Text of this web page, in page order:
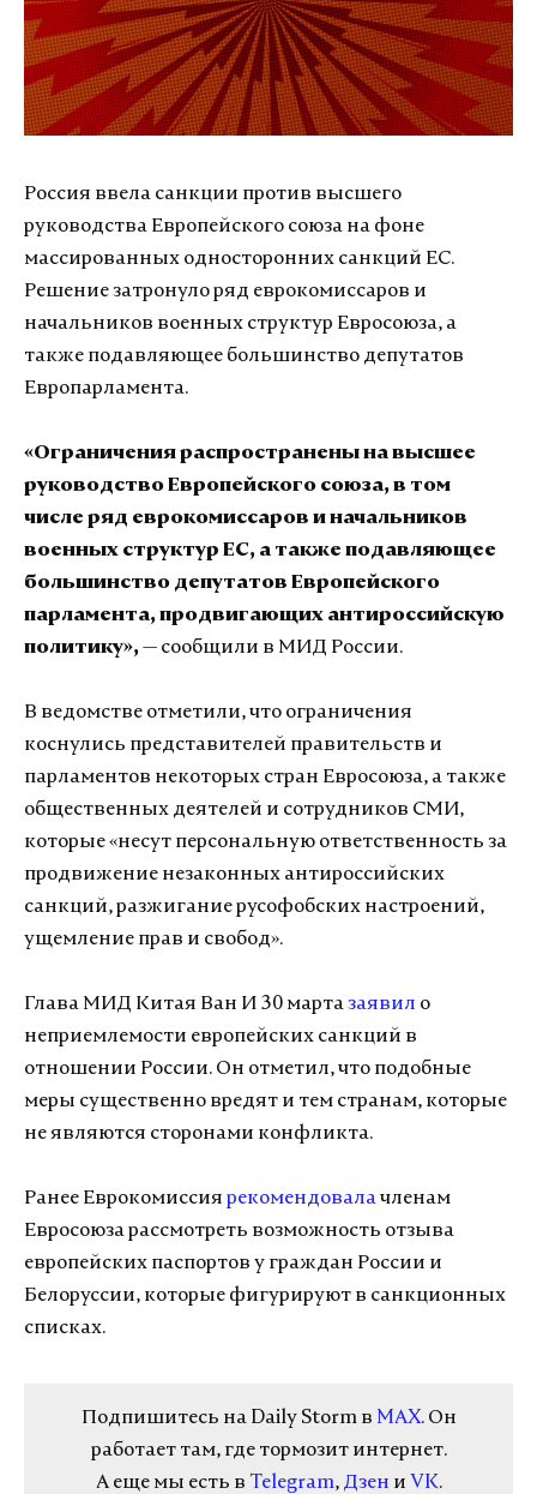
Россия ввела санкции против высшего
руководства Европейского союза на фоне
массированных односторонних санкций ЕС.
Решение затронуло ряд еврокомиссаров и
начальников военных структур Евросоюза, а
также подавляющее большинство депутатов
Европарламента.
«Ограничения распространены на высшее
руководство Европейского союза, в том
числе ряд еврокомиссаров и начальников
военных структур ЕС, а также подавляющее
большинство депутатов Европейского
парламента, продвигающих антироссийскую
политику», — сообщили в МИД России.
В ведомстве отметили, что ограничения
коснулись представителей правительств и
парламентов некоторых стран Евросоюза, а также
общественных деятелей и сотрудников СМИ,
которые «несут персональную ответственность за
продвижение незаконных антироссийских
санкций, разжигание русофобских настроений,
ущемление прав и свобод».
Глава МИД Китая Ван И 30 мартазаявил о
неприемлемости европейских санкций в
отношении России. Он отметил, что подобные
меры существенно вредят и тем странам, которые
не являются сторонами конфликта.
Ранее Еврокомиссия рекомендовалачленам
Евросоюза рассмотреть возможность отзыва
европейских паспортов у граждан России и
Белоруссии, которые фигурируют в санкционных
списках.
Подпишитесь на Daily Storm в MAX. Он
работает там, где тормозит интернет.
А еще мы есть в Telegram, Дзен и VK.